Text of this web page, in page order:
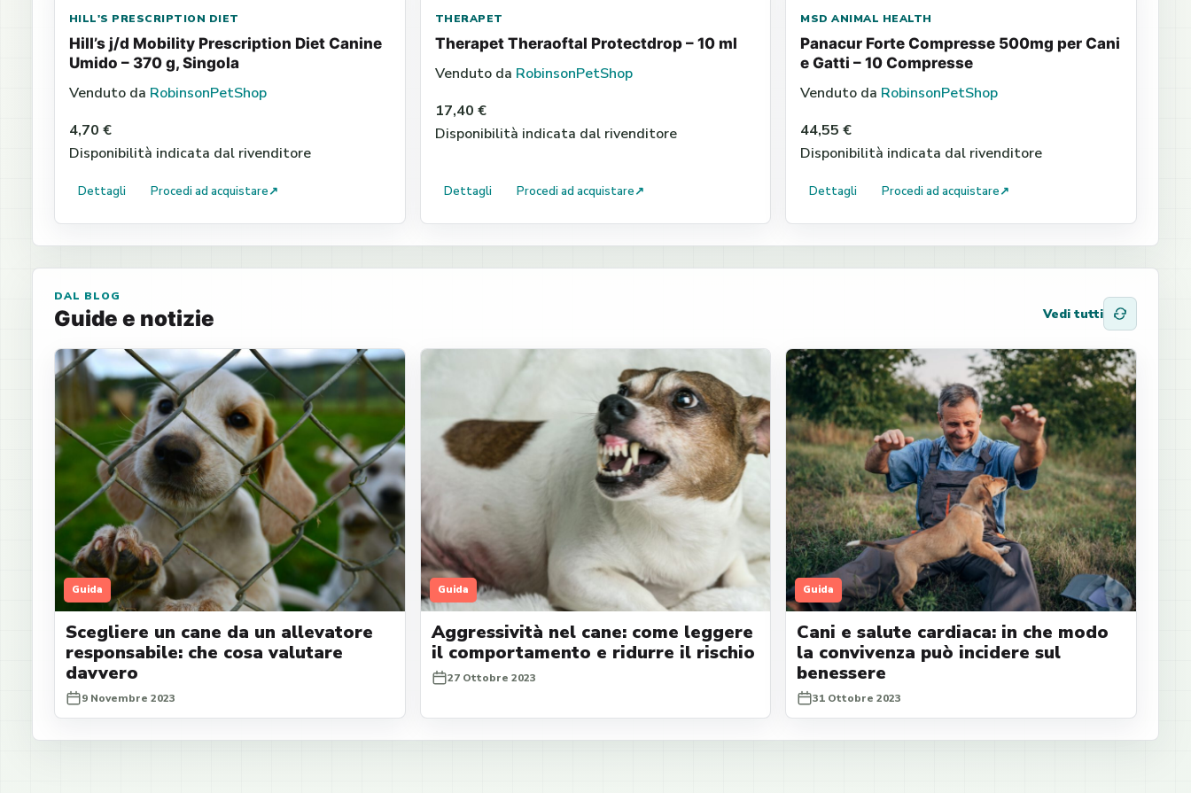
HILL'S PRESCRIPTION DIET
Hill’s j/d Mobility Prescription Diet Canine
Umido – 370 g, Singola
Venduto da RobinsonPetShop
4,70 €
Disponibilità indicata dal rivenditore
Dettagli Procedi ad acquistare↗
THERAPET
Therapet Theraoftal Protectdrop – 10 ml
Venduto da RobinsonPetShop
17,40 €
Disponibilità indicata dal rivenditore
Dettagli Procedi ad acquistare↗
MSD ANIMAL HEALTH
Panacur Forte Compresse 500mg per Cani
e Gatti – 10 Compresse
Venduto da RobinsonPetShop
44,55 €
Disponibilità indicata dal rivenditore
Dettagli Procedi ad acquistare↗
DAL BLOG
Guide e notizie Vedi tutti
Guida
Scegliere un cane da un allevatore
responsabile: che cosa valutare
davvero
9 Novembre 2023
Guida
Aggressività nel cane: come leggere
il comportamento e ridurre il rischio
27 Ottobre 2023
Guida
Cani e salute cardiaca: in che modo
la convivenza può incidere sul
benessere
31 Ottobre 2023